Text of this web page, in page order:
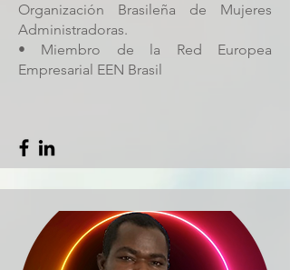
Organización Brasileña de Mujeres
Administradoras.
• Miembro de la Red Europea
Empresarial EEN Brasil